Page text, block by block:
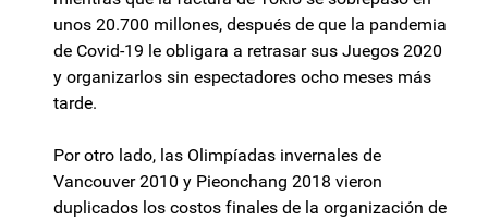
unos 20.700 millones, después de que la pandemia
de Covid-19 le obligara a retrasar sus Juegos 2020
y organizarlos sin espectadores ocho meses más
tarde.
Por otro lado, las Olimpíadas invernales de
Vancouver 2010 y Pieonchang 2018 vieron
duplicados los costos finales de la organización de